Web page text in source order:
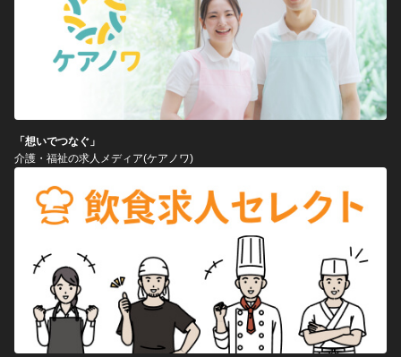
「想いでつなぐ」
介護・福祉の求人メディア(ケアノワ)